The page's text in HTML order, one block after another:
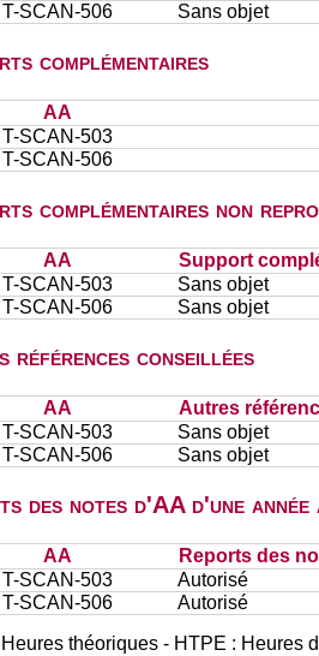
T-SCAN-506
Sans objet
complémentaires
AA
T-SCAN-503
T-SCAN-506
complémentaires non
AA
Support
T-SCAN-503
Sans objet
T-SCAN-506
Sans objet
références conseillées
AA
Autres
T-SCAN-503
Sans objet
T-SCAN-506
Sans objet
des notes d'AA d'une
AA
Reports des
T-SCAN-503
Autorisé
T-SCAN-506
Autorisé
théoriques - HTPE : Heures